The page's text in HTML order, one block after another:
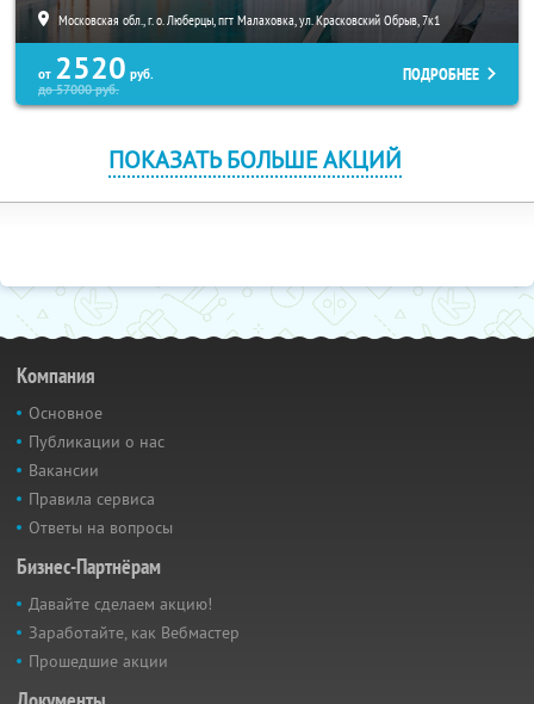
Московская обл., г. о. Люберцы, пгт Малаховка, ул. Красковский Обрыв, 7к1
от 2520 руб.
до57000руб.
ПОДРОБНЕЕ
ПОКАЗАТЬ БОЛЬШЕ АКЦИЙ
Компания
Основное
Публикации о нас
Вакансии
Правила сервиса
Ответы на вопросы
Бизнес-Партнёрам
Давайте сделаем акцию!
Заработайте, как Вебмастер
Прошедшие акции